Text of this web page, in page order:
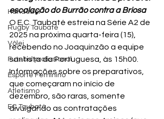
Handebol
Rugby Taubaté
Vôlei
Futebol profissional
Esporte Feminino
Atletismo
EC Taubaté
escalação do Burrão contra a Briosa
O E.C. Taubaté estreia na Série A2 de
2025 na próxima quarta-feira (15),
recebendo no Joaquinzão a equipe
santista da Portuguesa, às 15h00.
Informações sobre os preparativos,
que começaram no início de
dezembro, são raras, somente
divulgando as contratações